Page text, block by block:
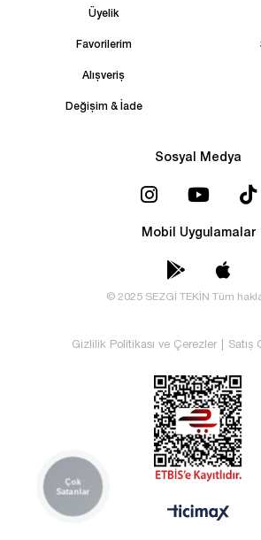
Üyelik
Favorilerim
Alışveriş
Değişim & İade
Sosyal Medya
Mobil Uygulamalar
© 2025 SEZGİ TEKİN Tüm
Gizlilik Politikası ve Çerezler Satış
Çok
Satanlar